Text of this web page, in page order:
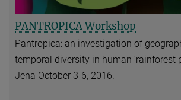
PANTROPICA Workshop
Pantropica: an investigation of
temporal diversity in human ‘rainforest
Jena October 3-6, 2016.